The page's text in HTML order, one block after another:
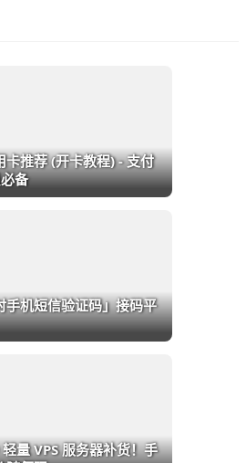
卡推荐 (开卡教程) - 支付
备
手机短信验证码」接码平
量 VPS 服务器补货！手